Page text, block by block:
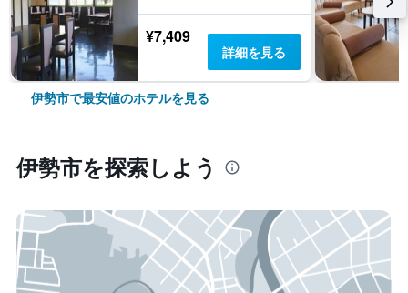
¥7,409
詳細を見る
伊勢市で最安値のホテルを見る
伊勢市​を探索しよう